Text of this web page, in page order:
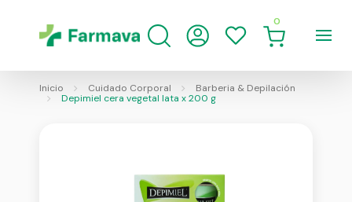
0
Inicio Cuidado Corporal
Barberia & Depilación
Depimiel cera vegetal lata x 200 g